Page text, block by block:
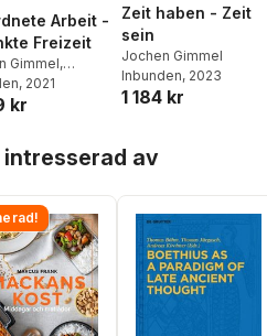
Arbeit -
Freizeit
Gimmel,
Cheauré
Rapp
, 2021
kr
Zeit haben - Zeit
sein
Jochen Gimmel
Inbunden, 2023
1 184 kr
intresserad av